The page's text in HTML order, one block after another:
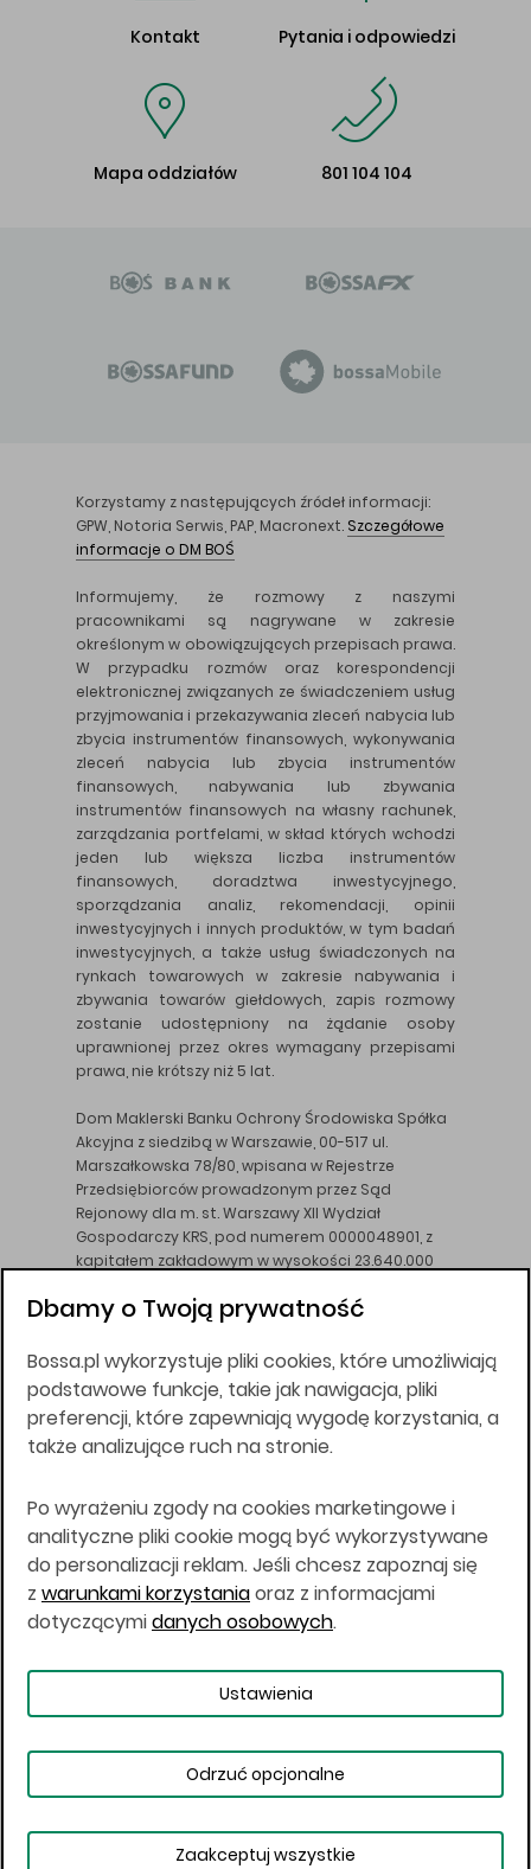
Kontakt Pytania i odpowiedzi
Mapa oddziałów 801 104 104
Korzystamy z następujących źródeł informacji:
GPW, Notoria Serwis, PAP, Macronext. Szczegółowe
informacje o DM BOŚ
Informujemy, że rozmowy z naszymi
pracownikami są nagrywane w zakresie
określonym w obowiązujących przepisach prawa.
W przypadku rozmów oraz korespondencji
elektronicznej związanych ze świadczeniem usług
przyjmowania i przekazywania zleceń nabycia lub
zbycia instrumentów finansowych, wykonywania
zleceń nabycia lub zbycia instrumentów
finansowych, nabywania lub zbywania
instrumentów finansowych na własny rachunek,
zarządzania portfelami, w skład których wchodzi
jeden lub większa liczba instrumentów
finansowych, doradztwa inwestycyjnego,
sporządzania analiz, rekomendacji, opinii
inwestycyjnych i innych produktów, w tym badań
inwestycyjnych, a także usług świadczonych na
rynkach towarowych w zakresie nabywania i
zbywania towarów giełdowych, zapis rozmowy
zostanie udostępniony na żądanie osoby
uprawnionej przez okres wymagany przepisami
prawa, nie krótszy niż 5 lat.
Dom Maklerski Banku Ochrony Środowiska Spółka
Akcyjna z siedzibą w Warszawie, 00-517 ul.
Marszałkowska 78/80, wpisana w Rejestrze
Przedsiębiorców prowadzonym przez Sąd
Rejonowy dla m. st. Warszawy XII Wydział
Gospodarczy KRS, pod numerem 0000048901, z
kapitałem zakładowym w wysokości 23.640.000
DM BOŚ działa na podstawie zezwolenia KNF z dnia
Wszelkie informacje na niniejszej stronie w tym
informacje o produktach inwestycyjnych nie są
kierowane do osób mających miejsce
zamieszkania lub pobytu w Stanach
Japonii, ani w dowolnej innej jurysdykcji, w której
taki materiał byłby sprzeczny z prawem lub w
których zgodne z prawem nabycie produktów
inwestycyjnych nie jest możliwe lub w której nie
jest możliwe złożenie oferty. Prawa obowiązujące
w danej jurysdykcji określają, czy jest możliwe
nabycie poszczególnych produktów
Copyright © 2026 BOŚ | BOSSA.PL
Warunki korzystania
Dane osobowe
Dbamy o Twoją prywatność
Bossa.pl wykorzystuje pliki cookies, które umożliwiają
podstawowe funkcje, takie jak nawigacja, pliki
preferencji, które zapewniają wygodę korzystania, a
także analizujące ruch na stronie.
Po wyrażeniu zgody na cookies marketingowe i
analityczne pliki cookie mogą być wykorzystywane
do personalizacji reklam. Jeśli chcesz zapoznaj się
z warunkami korzystaniaoraz z informacjami
dotyczącymidanych osobowych.
Ustawienia
Odrzuć opcjonalne
Zaakceptuj wszystkie